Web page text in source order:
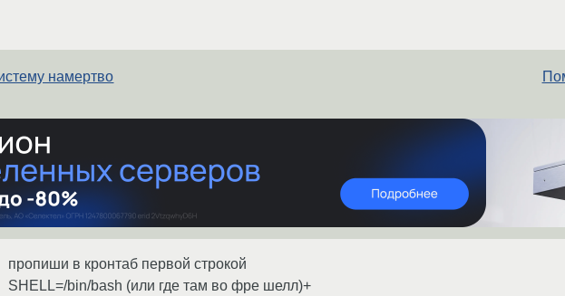
намертво
пропиши в кронтаб первой строкой
SHELL=/bin/bash (или где там во фре шелл)+